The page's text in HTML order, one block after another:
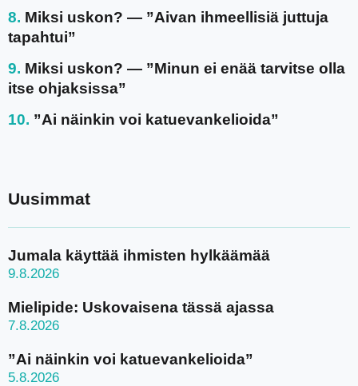
Miksi uskon? — ”Aivan ihmeellisiä juttuja
tapahtui”
Miksi uskon? — ”Minun ei enää tarvitse olla
itse ohjaksissa”
”Ai näinkin voi katuevankelioida”
Uusimmat
Jumala käyttää ihmisten hylkäämää
9.8.2026
Mielipide: Uskovaisena tässä ajassa
7.8.2026
”Ai näinkin voi katuevankelioida”
5.8.2026